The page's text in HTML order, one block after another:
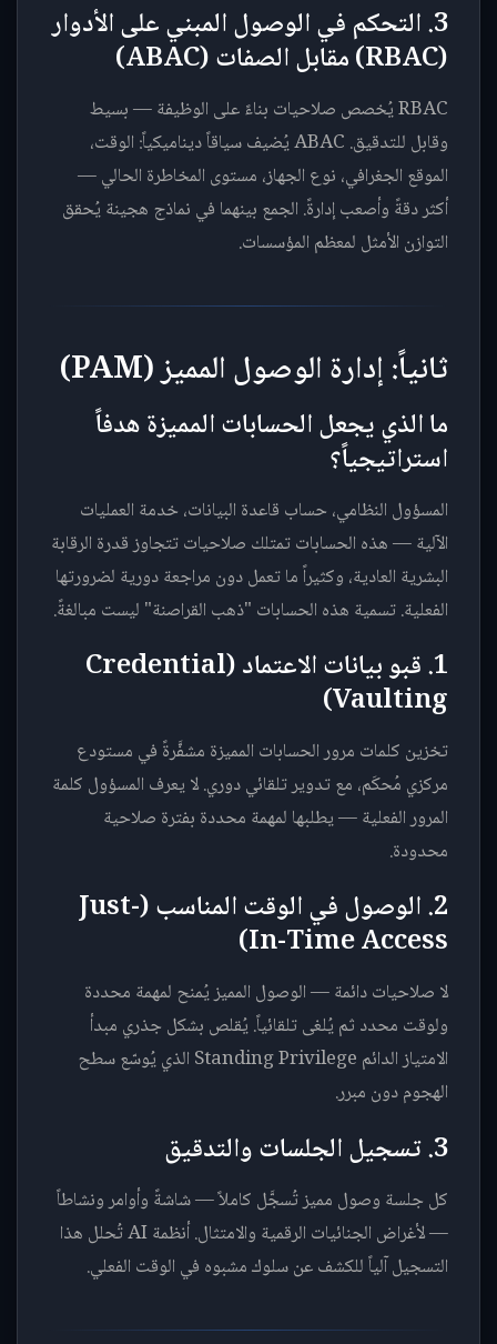
3. التحكم في الوصول المبني على الأدوار
(RBAC) مقابل الصفات (ABAC)
RBAC يُخصص صلاحيات بناءً على الوظيفة — بسيط
وقابل للتدقيق. ABAC يُضيف سياقاً ديناميكياً: الوقت،
الموقع الجغرافي، نوع الجهاز، مستوى المخاطرة الحالي —
أكثر دقةً وأصعب إدارةً. الجمع بينهما في نماذج هجينة يُحقق
التوازن الأمثل لمعظم المؤسسات.
ثانياً: إدارة الوصول المميز (PAM)
ما الذي يجعل الحسابات المميزة هدفاً
استراتيجياً؟
المسؤول النظامي، حساب قاعدة البيانات، خدمة العمليات
الآلية — هذه الحسابات تمتلك صلاحيات تتجاوز قدرة الرقابة
البشرية العادية، وكثيراً ما تعمل دون مراجعة دورية لضرورتها
الفعلية. تسمية هذه الحسابات "ذهب القراصنة" ليست مبالغةً.
1. قبو بيانات الاعتماد (Credential
Vaulting)
تخزين كلمات مرور الحسابات المميزة مشفَّرةً في مستودع
مركزي مُحكَم، مع تدوير تلقائي دوري. لا يعرف المسؤول كلمة
المرور الفعلية — يطلبها لمهمة محددة بفترة صلاحية
محدودة.
2. الوصول في الوقت المناسب (Just-
In-Time Access)
لا صلاحيات دائمة — الوصول المميز يُمنح لمهمة محددة
ولوقت محدد ثم يُلغى تلقائياً. يُقلص بشكل جذري مبدأ
الامتياز الدائم Standing Privilege الذي يُوسّع سطح
الهجوم دون مبرر.
3. تسجيل الجلسات والتدقيق
كل جلسة وصول مميز تُسجَّل كاملاً — شاشةً وأوامر ونشاطاً
— لأغراض الجنائيات الرقمية والامتثال. أنظمة AI تُحلل هذا
التسجيل آلياً للكشف عن سلوك مشبوه في الوقت الفعلي.